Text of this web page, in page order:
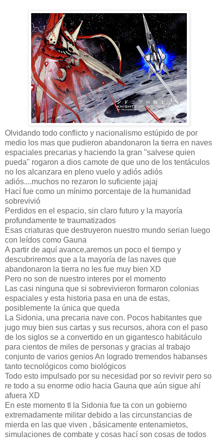
Olvidando todo conflicto y nacionalismo estúpido de por
medio los mas que pudieron abandonaron la tierra en naves
espaciales precarias y haciendo la gran "salvese quien
pueda" rogaron a dios camote de que uno de los tentáculos
no los alcanzara en pleno vuelo y adiós adiós
adiós....muchos no rezaron lo suficiente jajaj
Hací fue como un mínimo porcentaje de la humanidad
sobrevivió
Perdidos en el espacio, sin claro futuro y la mayoría
profundamente te traumatizados
Esas criaturas que destruyeron nuestro mundo serian luego
con leídos como Gauna
A partir de aquí avance,aremos un poco el tiempo y
descubriremos que a la mayoría de las naves que
abandonaron la tierra no les fue muy bien XD
Pero no son de nuestro interes por el momento
Las casi ninguna que si sobrevivieron formaron colonias
espaciales y esta historia pasa en una de estas,
posiblemente la única que queda
La Sidonia, una precaria nave con. Pocos habitantes que
jugo muy bien sus cartas y sus recursos, ahora con el paso
de los siglos se a convertido en un gigantesco habitáculo
para cientos de miles de personas y gracias al trabajo
conjunto de varios genios An logrado tremendos habanses
tanto tecnológicos como biológicos
Todo esto impulsado por su necesidad por so revivir pero so
re todo a su enorme odio hacia Gauna que aún sigue ahí
afuera XD
En este momento tl la Sidonia fue ta con un gobierno
extremadamente militar debido a las circunstancias de
mierda en las que viven , básicamente entenamietos,
simulaciones de combate y cosas hací son cosas de todos